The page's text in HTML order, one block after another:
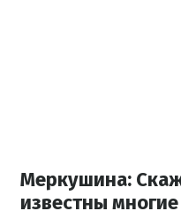
Меркушина:
известны